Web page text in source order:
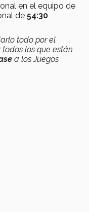
en el equipo de
de 54:30
todo por el
todos los que están
a los Juegos